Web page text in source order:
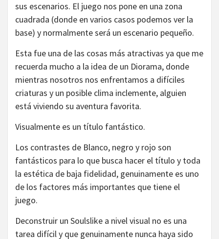
sus escenarios. El juego nos pone en una zona
cuadrada (donde en varios casos podemos ver la
base) y normalmente será un escenario pequeño.
Esta fue una de las cosas más atractivas ya que me
recuerda mucho a la idea de un Diorama, donde
mientras nosotros nos enfrentamos a difíciles
criaturas y un posible clima inclemente, alguien
está viviendo su aventura favorita.
Visualmente es un título fantástico.
Los contrastes de Blanco, negro y rojo son
fantásticos para lo que busca hacer el título y toda
la estética de baja fidelidad, genuinamente es uno
de los factores más importantes que tiene el
juego.
Deconstruir un Soulslike a nivel visual no es una
tarea difícil y que genuinamente nunca haya sido